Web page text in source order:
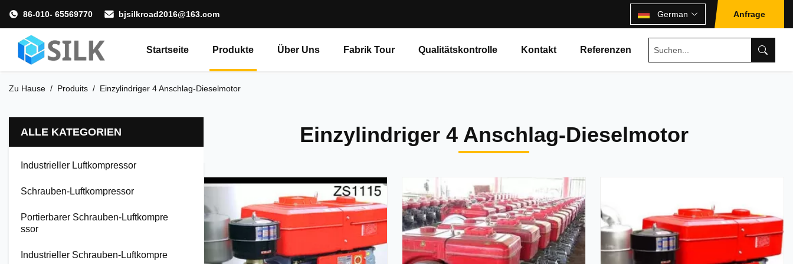
86-010- 65569770 bjsilkroad2016@163.com German Anfrage
Startseite Produkte Über Uns Fabrik Tour Qualitätskontrolle Kontakt Referenzen
Zu Hause / Produits / Einzylindriger 4 Anschlag-Dieselmotor
ALLE KATEGORIEN
Industrieller Luftkompressor
Schrauben-Luftkompressor
Portierbarer Schrauben-Luftkompre
ssor
Industrieller Schrauben-Luftkompre
Einzylindriger 4 Anschlag-Dieselmotor